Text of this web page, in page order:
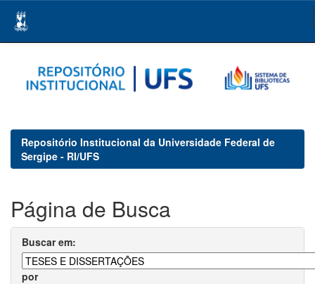
navigation
Repositório Institucional da Universidade Federal de
Sergipe - RI/UFS
Página de Busca
Buscar em:
por